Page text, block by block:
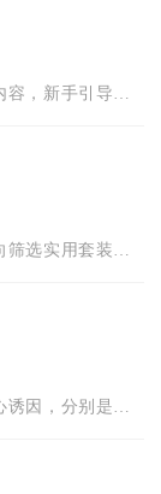
泰拉瑞亚整体框架仍存在多处需要优化完善的内容，新手引导断层、...